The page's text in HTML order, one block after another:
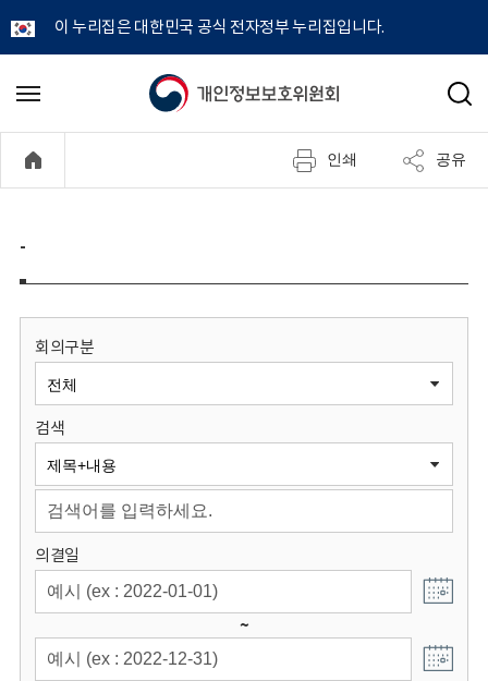
이 누리집은 대한민국 공식 전자정부 누리집입니다.
개
정
보
원
회
메
기
검
인쇄 공유
-
회의구분
검색
의결일
~